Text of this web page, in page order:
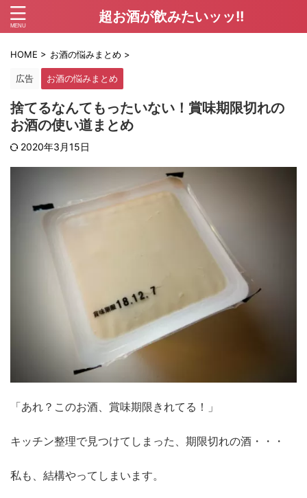
超お酒が飲みたいッッ!!
HOME > お酒の悩みまとめ >
広告 お酒の悩みまとめ
捨てるなんてもったいない！賞味期限切れの
お酒の使い道まとめ
2020年3月15日
「あれ？このお酒、賞味期限きれてる！」
キッチン整理で見つけてしまった、期限切れの酒・・・
私も、結構やってしまいます。